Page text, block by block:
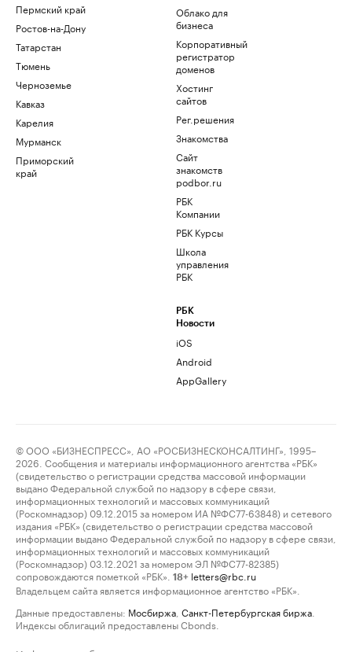
Пермский край
Ростов-на-Дону
Татарстан
Тюмень
Черноземье
Кавказ
Карелия
Мурманск
Приморский
край
Облако для
бизнеса
Корпоративный
регистратор
доменов
Хостинг
сайтов
Рег.решения
Знакомства
Сайт
знакомств
podbor.ru
РБК
Компании
РБК Курсы
Школа
управления
РБК
РБК
Новости
iOS
Android
AppGallery
© ООО «БИЗНЕСПРЕСС», АО «РОСБИЗНЕСКОНСАЛТИНГ», 1995–
2026. Сообщения и материалы информационного агентства «РБК»
(свидетельство о регистрации средства массовой информации
выдано Федеральной службой по надзору в сфере связи,
информационных технологий и массовых коммуникаций
(Роскомнадзор) 09.12.2015 за номером ИА №ФС77-63848) и сетевого
издания «РБК» (свидетельство о регистрации средства массовой
информации выдано Федеральной службой по надзору в сфере связи,
информационных технологий и массовых коммуникаций
(Роскомнадзор) 03.12.2021 за номером ЭЛ №ФС77-82385)
сопровождаются пометкой «РБК».
18+ letters@rbc.ru
Владельцем сайта является информационное агентство «РБК».
Данные предоставлены: Мосбиржа Санкт-Петербургская биржа
Индексы облигаций предоставлены Cbonds.